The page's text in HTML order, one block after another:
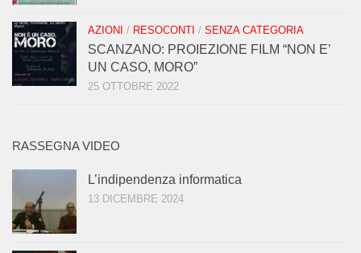
AZIONI / RESOCONTI / SENZA CATEGORIA
SCANZANO: PROIEZIONE FILM “NON E’
UN CASO, MORO”
25 OTTOBRE 2022
RASSEGNA VIDEO
L’indipendenza informatica
13 DICEMBRE 2024